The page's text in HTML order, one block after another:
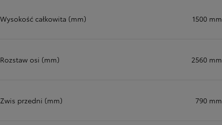
Wysokość całkowita (mm) 1500 mm
Rozstaw osi (mm) 2560 mm
Zwis przedni (mm) 790 mm